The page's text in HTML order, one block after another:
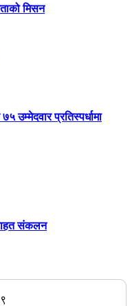
मिसन
उम्मेदवार प्रतिस्पर्धामा
राहत संकलन